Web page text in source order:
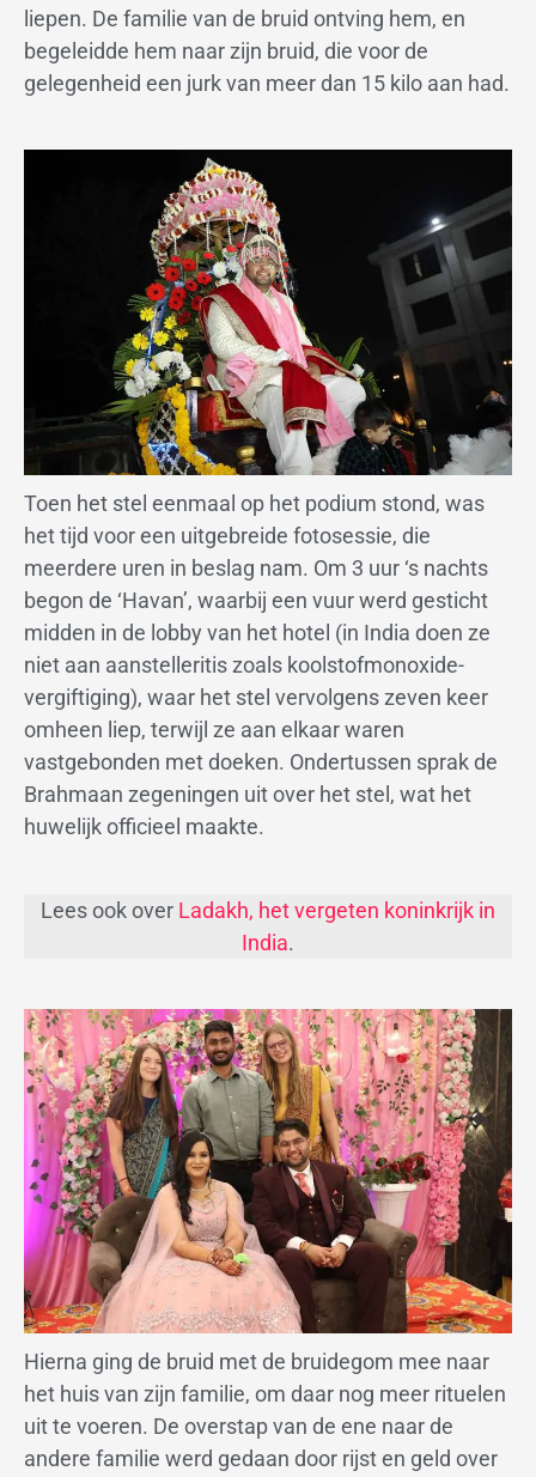
liepen. De familie van de bruid ontving hem, en
begeleidde hem naar zijn bruid, die voor de
gelegenheid een jurk van meer dan 15 kilo aan had.
Toen het stel eenmaal op het podium stond, was
het tijd voor een uitgebreide fotosessie, die
meerdere uren in beslag nam. Om 3 uur ‘s nachts
begon de ‘Havan’, waarbij een vuur werd gesticht
midden in de lobby van het hotel (in India doen ze
niet aan aanstelleritis zoals koolstofmonoxide-
vergiftiging), waar het stel vervolgens zeven keer
omheen liep, terwijl ze aan elkaar waren
vastgebonden met doeken. Ondertussen sprak de
Brahmaan zegeningen uit over het stel, wat het
huwelijk officieel maakte.
Lees ook over Ladakh, het vergeten koninkrijk in
India.
Hierna ging de bruid met de bruidegom mee naar
het huis van zijn familie, om daar nog meer rituelen
uit te voeren. De overstap van de ene naar de
andere familie werd gedaan door rijst en geld over